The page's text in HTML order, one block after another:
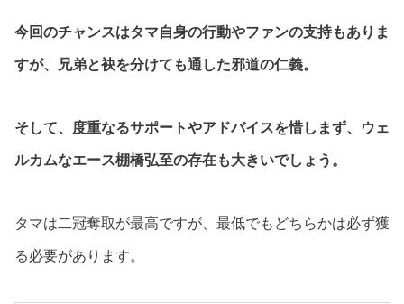
今回のチャンスはタマ自身の行動やファンの支持もありま
すが、兄弟と袂を分けても通した邪道の仁義。
そして、度重なるサポートやアドバイスを惜しまず、ウェ
ルカムなエース棚橋弘至の存在も大きいでしょう。
タマは二冠奪取が最高ですが、最低でもどちらかは必ず獲
る必要があります。